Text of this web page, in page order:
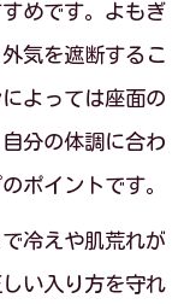
めです。よもぎ
気を遮断するこ
よっては座面の
分の体調に合わ
ポイントです。
冷えや肌荒れが
い入り方を守れ